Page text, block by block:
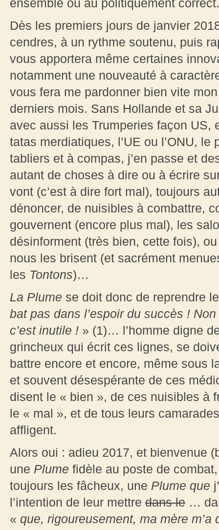
ensemble ou au politiquement correct.
Dès les premiers jours de janvier
cendres, à un rythme soutenu, puis
vous apportera même certaines
notamment une nouveauté à
vous fera me pardonner bien vite
derniers mois. Sans Hollande et sa
avec aussi les Trumperies façon US,
tatas merdiatiques, l’UE ou l’ONU,
tabliers et à compas, j’en passe et
autant de choses à dire ou à écrire
vont (c’est à dire fort mal), toujours
dénoncer, de nuisibles à combattre,
gouvernent (encore plus mal), les
désinforment (très bien, cette fois),
nous les brisent (et sacrément
les Tontons)…
La Plume se doit donc de reprendre
bat pas dans l’espoir du succès !
c’est inutile ! » (1)… l’homme digne
grincheux qui écrit ces lignes, se
battre encore et encore, même sous
et souvent désespérante de ces
disent le « bien », de ces nuisibles à
le « mal », et de tous leurs
affligent.
Alors oui : adieu 2017, et bienvenue
une Plume fidèle au poste de
toujours les fâcheux, une Plume que
l’intention de leur mettre dans le …
« que, rigoureusement, ma mère m’a